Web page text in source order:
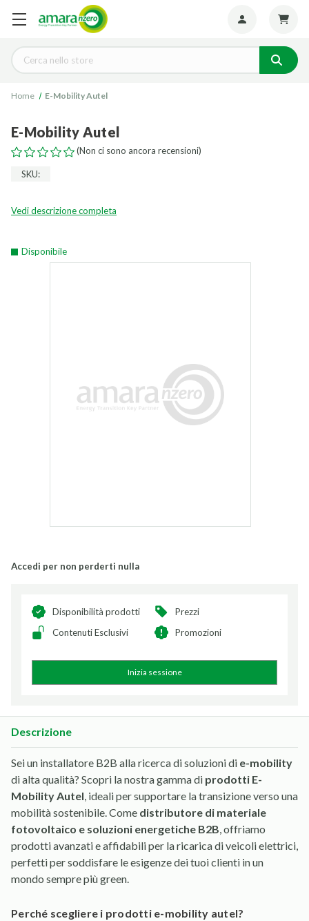
Cerca
Home E-Mobility Autel
E-Mobility Autel
(Non ci sono ancora recensioni)
SKU:
Vedi descrizione completa
Disponibile
Accedi per non perderti nulla
Disponibilità prodotti
Prezzi
Contenuti Esclusivi
Promozioni
Inizia sessione
Descrizione
Sei un installatore B2B alla ricerca di soluzioni di e-mobility
di alta qualità? Scopri la nostra gamma di prodotti E-
Mobility Autel, ideali per supportare la transizione verso una
mobilità sostenibile. Come distributore di materiale
fotovoltaico e soluzioni energetiche B2B, offriamo
prodotti avanzati e affidabili per la ricarica di veicoli elettrici,
perfetti per soddisfare le esigenze dei tuoi clienti in un
mondo sempre più green.
perché scegliere i prodotti e-mobility autel?